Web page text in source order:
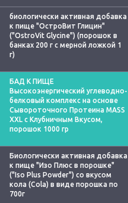
биологически активная добавка
к пище "ОстроВит Глицин"
("OstroVit Glycine") (порошок в
банках 200 г с мерной ложкой 1
г)
БАД К ПИЩЕ
Высокоэнергический углеводно-
белковый комплекс на основе
Сывороточного Протеина MASS
XXL с Клубничным Вкусом,
порошок 1000 гр
Биологически активная добавка
к пище "Изо Плюс в порошке"
("Iso Plus Powder") со вкусом
кола (Cola) в виде порошка по
700г